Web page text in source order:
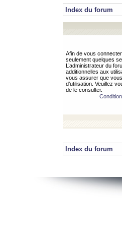
Index du forum
Afin de vous
seulement quelques
L’administrateur du
additionnelles aux
vous assurer que
d’utilisation. Veuillez
de le consulter.
Index du forum